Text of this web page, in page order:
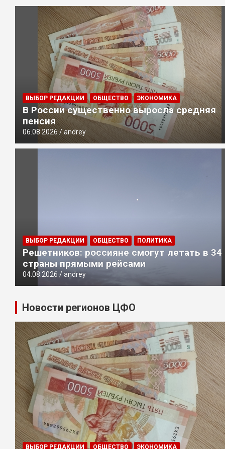
ВЫБОР РЕДАКЦИИ ОБЩЕСТВО ЭКОНОМИКА
В России существенно выросла средняя
пенсия
06.08.2026 andrey
ВЫБОР РЕДАКЦИИ ОБЩЕСТВО ПОЛИТИКА
Решетников: россияне смогут летать в 34
страны прямыми рейсами
04.08.2026 andrey
Новости регионов ЦФО
ВЫБОР РЕДАКЦИИ ОБЩЕСТВО ЭКОНОМИКА